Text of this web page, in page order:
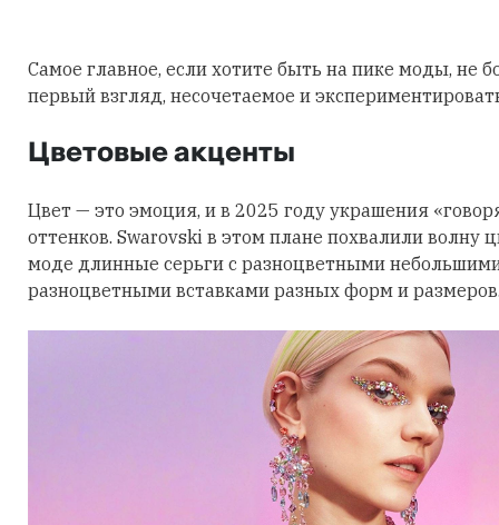
Самое главное, если хотите быть на пике моды, не
первый взгляд, несочетаемое и
Цветовые акценты
Цвет — это эмоция, и в 2025 году украшения
оттенков. Swarovski в этом плане похвалили волну
моде длинные серьги с разноцветными
разноцветными вставками разных форм и